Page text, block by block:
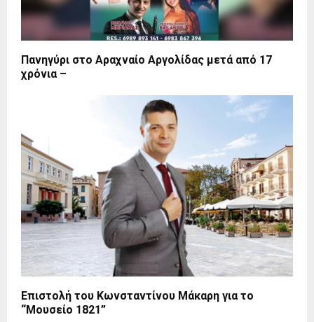
Πανηγύρι στο Αραχναίο Αργολίδας μετά από 17
χρόνια –
Επιστολή του Κωνσταντίνου Μάκαρη για το
“Μουσείο 1821”